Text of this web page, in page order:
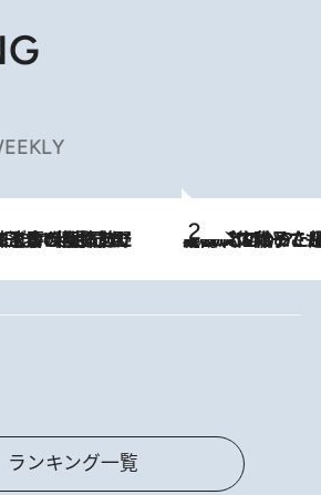
2026.8.5
【阿川佐和子さんの年とる力】なぜ70代で始めた趣味は“こんなに楽しい”のか？ ピアノ、俳句…スランプに陥っても続けられる“ある秘訣”とは
ランキング一覧